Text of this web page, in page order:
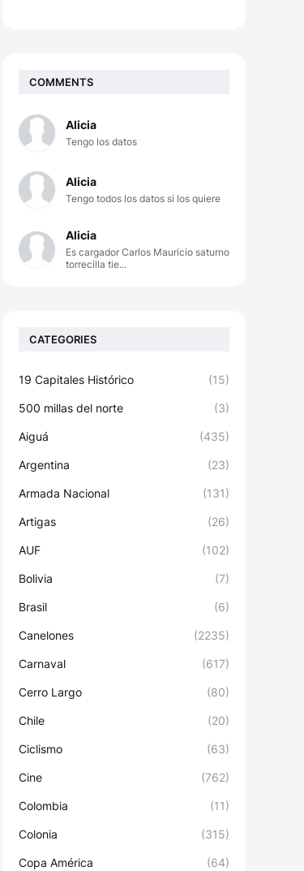
COMMENTS
Alicia
Tengo los datos
Alicia
Tengo todos los datos si los quiere
Alicia
Es cargador Carlos Mauricio saturno
torrecilla tie...
CATEGORIES
19 Capitales Histórico (15)
500 millas del norte (3)
Aiguá (435)
Argentina (23)
Armada Nacional (131)
Artigas (26)
AUF (102)
Bolivia (7)
Brasil (6)
Canelones (2235)
Carnaval (617)
Cerro Largo (80)
Chile (20)
Ciclismo (63)
Cine (762)
Colombia (11)
Colonia (315)
Copa América (64)